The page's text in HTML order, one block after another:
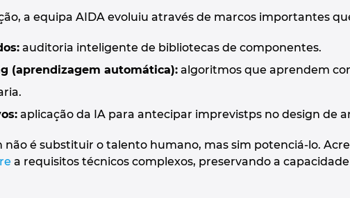
a equipa AIDA evoluiu através de marcos importantes
auditoria inteligente de bibliotecas de componentes.
(aprendizagem automática): algoritmos que aprendem
aplicação da IA para antecipar imprevistps no design de
não é substituir o talento humano, mas sim potenciá-lo.
a requisitos técnicos complexos, preservando a